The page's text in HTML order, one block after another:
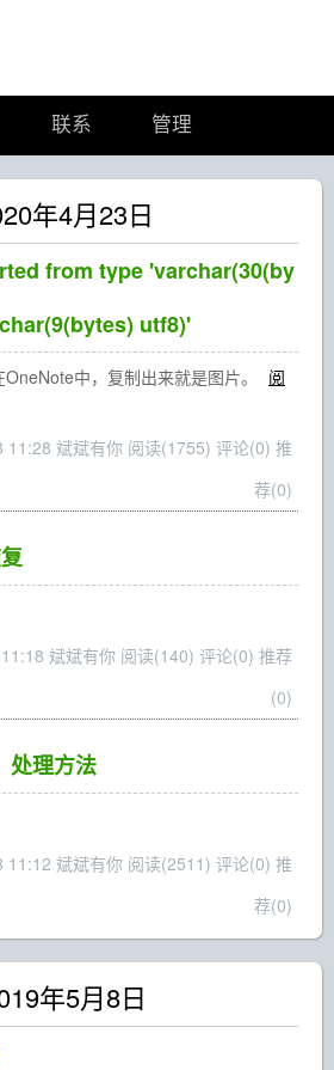
联系 管理
年4月23日
from type 'varchar(30(by
utf8)'
中，复制出来就是图片。
阅
11:28 斌斌有你 阅读(1755) 评论(0) 推
荐(0)
斌斌有你 阅读(140) 评论(0) 推荐
(0)
处理方法
11:12 斌斌有你 阅读(2511) 评论(0) 推
荐(0)
年5月8日